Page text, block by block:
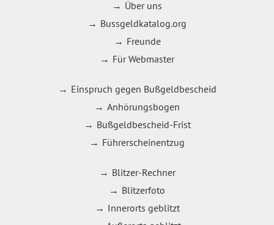
Über uns
Bussgeldkatalog.org
Freunde
Für Webmaster
Einspruch gegen Bußgeldbescheid
Anhörungsbogen
Bußgeldbescheid-Frist
Führerscheinentzug
Blitzer-Rechner
Blitzerfoto
Innerorts geblitzt